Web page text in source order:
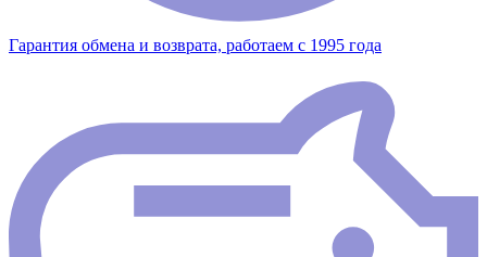
Гарантия обмена и возврата, работаем с 1995 года